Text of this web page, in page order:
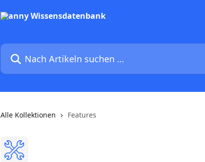
Nach Artikeln suchen …
Alle Kollektionen Features